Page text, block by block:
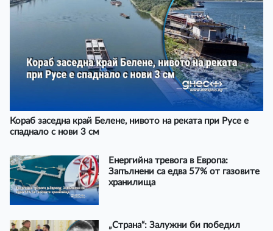
Кораб заседна край Белене, нивото на реката при Русе е
спаднало с нови 3 см
Енергийна тревога в Европа:
Запълнени са едва 57% от газовите
хранилища
„Страна“: Залужни би победил